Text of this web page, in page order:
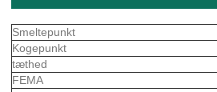
Smeltepunkt
Kogepunkt
tæthed
FEMA